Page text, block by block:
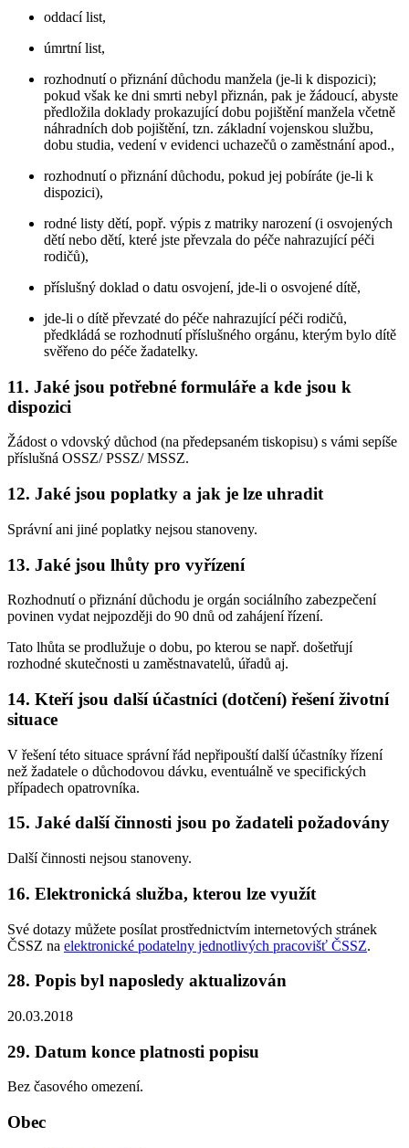
oddací list,
úmrtní list,
rozhodnutí o přiznání důchodu manžela (je-li k dispozici);
pokud však ke dni smrti nebyl přiznán, pak je žádoucí, abyste
předložila doklady prokazující dobu pojištění manžela včetně
náhradních dob pojištění, tzn. základní vojenskou službu,
dobu studia, vedení v evidenci uchazečů o zaměstnání apod.,
rozhodnutí o přiznání důchodu, pokud jej pobíráte (je-li k
dispozici),
rodné listy dětí, popř. výpis z matriky narození (i osvojených
dětí nebo dětí, které jste převzala do péče nahrazující péči
rodičů),
příslušný doklad o datu osvojení, jde-li o osvojené dítě,
jde-li o dítě převzaté do péče nahrazující péči rodičů,
předkládá se rozhodnutí příslušného orgánu, kterým bylo dítě
svěřeno do péče žadatelky.
11. Jaké jsou potřebné formuláře a kde jsou k
dispozici
Žádost o vdovský důchod (na předepsaném tiskopisu) s vámi sepíše
příslušná OSSZ/ PSSZ/ MSSZ.
12. Jaké jsou poplatky a jak je lze uhradit
Správní ani jiné poplatky nejsou stanoveny.
13. Jaké jsou lhůty pro vyřízení
Rozhodnutí o přiznání důchodu je orgán sociálního zabezpečení
povinen vydat nejpozději do 90 dnů od zahájení řízení.
Tato lhůta se prodlužuje o dobu, po kterou se např. došetřují
rozhodné skutečnosti u zaměstnavatelů, úřadů aj.
14. Kteří jsou další účastníci (dotčení) řešení životní
situace
V řešení této situace správní řád nepřipouští další účastníky řízení
než žadatele o důchodovou dávku, eventuálně ve specifických
případech opatrovníka.
15. Jaké další činnosti jsou po žadateli požadovány
Další činnosti nejsou stanoveny.
16. Elektronická služba, kterou lze využít
Své dotazy můžete posílat prostřednictvím internetových stránek
ČSSZ na elektronické podatelny jednotlivých pracovišť ČSSZ.
28. Popis byl naposledy aktualizován
20.03.2018
29. Datum konce platnosti popisu
Bez časového omezení.
Obec